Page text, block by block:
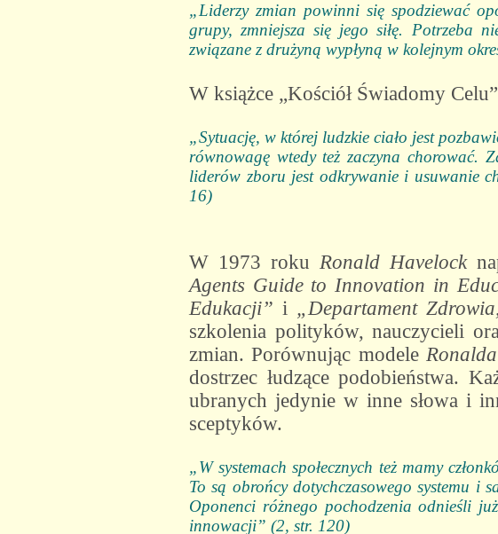
„Liderzy zmian powinni się spodziewać
grupy, zmniejsza się jego siłę. Potrzeba
związane z drużyną wypłyną w kolejnym
W książce „Kościół Świadomy
„Sytuację, w której ludzkie ciało jest
równowagę wtedy też zaczyna chorować.
liderów zboru jest odkrywanie i usuwanie
16)
W 1973 roku Ronald Havelock
Agents Guide to Innovation in
Edukacji” i „Departament
szkolenia polityków, nauczycieli
zmian. Porównując modele
dostrzec łudzące podobieństwa.
ubranych jedynie w inne słowa i
sceptyków.
„W systemach społecznych też mamy
To są obrońcy dotychczasowego systemu i
Oponenci różnego pochodzenia odnieśli
innowacji” (2, str. 120)